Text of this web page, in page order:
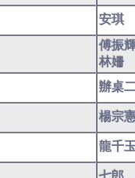
安琪
傅振
林姍
辦桌
楊宗
龍千